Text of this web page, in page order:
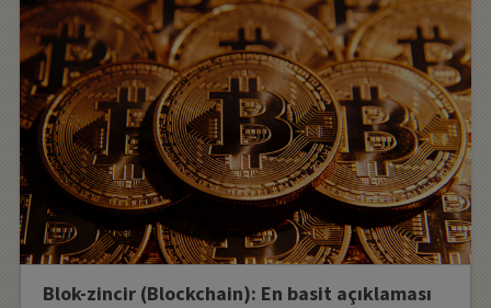
Blok-zincir (Blockchain): En basit açıklaması